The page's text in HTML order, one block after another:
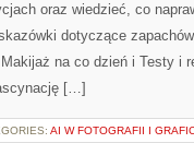
oraz wiedzieć, co
dotyczące
na co dzień i Testy i
[…]
AI W FOTOGRAFII I